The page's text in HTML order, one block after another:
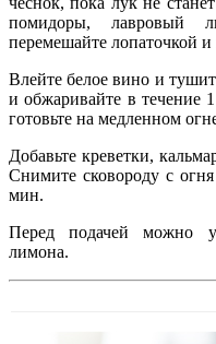
помидоры, лавровый
перемешайте лопаточкой и
Влейте белое вино и
и обжаривайте в течение
готовьте на медленном
Добавьте креветки,
Снимите сковороду с
мин.
Перед подачей можно
лимона.